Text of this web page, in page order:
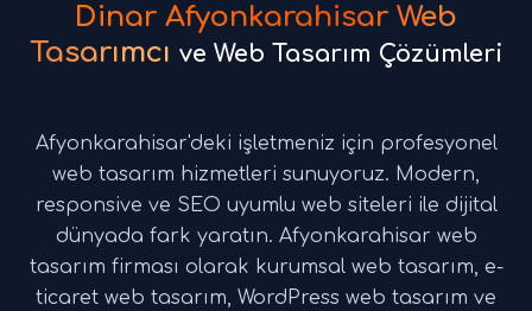
Dinar Afyonkarahisar Web
Tasarımcı ve Web Tasarım Çözümleri
Afyonkarahisar'deki işletmeniz için profesyonel
web tasarım hizmetleri sunuyoruz. Modern,
responsive ve SEO uyumlu web siteleri ile dijital
dünyada fark yaratın. Afyonkarahisar web
tasarım firması olarak kurumsal web tasarım, e-
ticaret web tasarım, WordPress web tasarım ve